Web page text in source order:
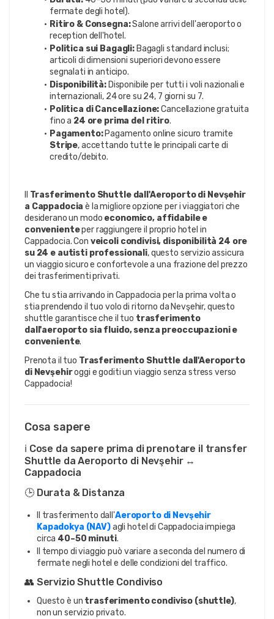
fermate degli hotel).
Ritiro & Consegna: Salone arrivi dell'aeroporto o
reception dell'hotel.
Politica sui Bagagli: Bagagli standard inclusi;
articoli di dimensioni superiori devono essere
segnalati in anticipo.
Disponibilità: Disponibile per tutti i voli nazionali e
internazionali, 24 ore su 24, 7 giorni su 7.
Politica di Cancellazione: Cancellazione gratuita
fino a 24 ore prima del ritiro.
Pagamento:
Stripe, accettando tutte le principali carte di
credito/debito.
Trasferimento Shuttle dall'Aeroporto di Nevşehir
a Cappadocia è la migliore opzione per i viaggiatori che
desiderano un modo economico, affidabile e
conveniente per raggiungere il proprio hotel in
Cappadocia. Con veicoli condivisi, disponibilità 24 ore
su 24 e autisti professionali, questo servizio assicura
un viaggio sicuro e confortevole a una frazione del prezzo
dei trasferimenti privati.
Che tu stia arrivando in Cappadocia per la prima volta o
stia prendendo il tuo volo di ritorno da Nevşehir, questo
shuttle garantisce che il tuo trasferimento
dall'aeroporto sia fluido, senza preoccupazioni e
conveniente.
Prenota il tuo Trasferimento Shuttle dall'Aeroporto
di Nevşehir oggi e goditi un viaggio senza stress verso
Cappadocia!
Cosa sapere
ℹ️ Cose da sapere prima di prenotare il transfer
Shuttle da Aeroporto di Nevşehir ↔
Cappadocia
🕒 Durata & Distanza
Il trasferimento dall'Aeroporto di Nevşehir
Kapadokya (NAV)agli hotel di Cappadocia impiega
circa 40–50 minuti.
Il tempo di viaggio può variare a seconda del numero di
fermate negli hotel e delle condizioni del traffico.
👥 Servizio Shuttle Condiviso
Questo è un trasferimento condiviso (shuttle),
non un servizio privato.